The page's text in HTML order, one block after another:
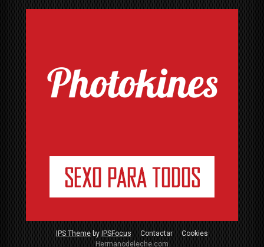
IPS ThemebyIPSFocus Contactar
Cookies
Hermanodeleche.com